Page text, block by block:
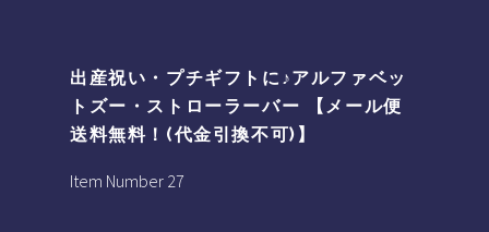
出産祝い・プチギフトに♪アルファベッ
トズー・ストローラーバー 【メール便
送料無料！(代金引換不可)】
Item Number 27